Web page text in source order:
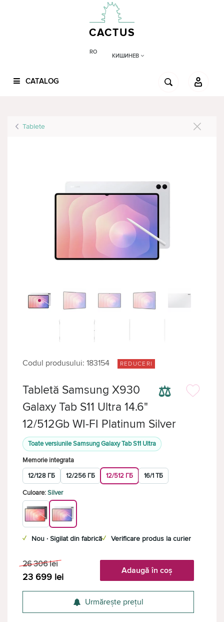
CACTUS
RO
КИШИНЕВ
CATALOG
Tablete
Codul produsului: 183154 REDUCERI
⚖
Tabletă Samsung X930
Galaxy Tab S11 Ultra 14.6"
12/512Gb WI-FI Platinum Silver
Toate versiunile Samsung Galaxy Tab S11 Ultra
Memorie integrata
12/128 ГБ
12/256 ГБ 12/512 ГБ 16/1 ТБ
Culoare:Silver
✓ Nou · Sigilat din fabrică✓ Verificare produs la curier
26 306 lei
23 699 lei
Adaugă în coș
Urmărește prețul